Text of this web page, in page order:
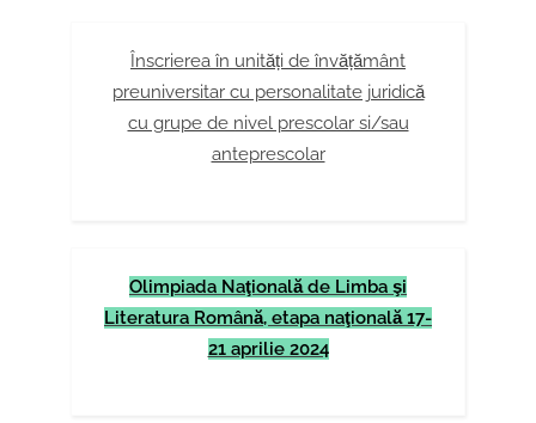
Înscrierea în unități de învățământ
preuniversitar cu personalitate juridică
cu grupe de nivel prescolar si/sau
anteprescolar
Olimpiada Naţională de Limba şi
Literatura Română, etapa naţională 17-
21 aprilie 2024